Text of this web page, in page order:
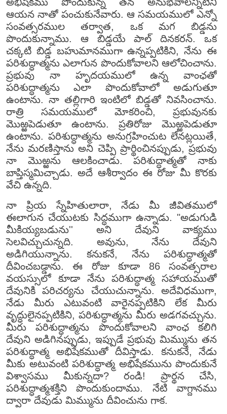
ఆయన నాతో పంచుకునేవారు. ఆ సమయములో ఎన్నో
సంవత్సరముల తర్వాత, ఒక మగ బిడ్డను
పొందుకున్నాము. ఆ బిడ్డయే పాల్ దినకరన్. ఒక
చక్కటి బిడ్డ బహుమానముగా ఉన్నప్పటికిని, నేను ఈ
పరిశుద్ధాత్మను ఎలాగున పొందుకోవాలని ఆలోచించాను.
ప్రభువు నా హృదయములో ఉన్న వాంఛతో
పరిశుద్ధాత్మను ఎలా పొందుకోవాలో అడుగుతూ
ఉంటాను. నా తల్లిగారి ఇంటిలో బిడ్డతో నివసించాను.
రాత్రి సమయములో మోకరించి, ప్రభువునకు
మొఱ్ఱపెడుతూ ఉంటాను. ప్రతిరోజు మొఱ్ఱపెడుతూ
ఉంటాను. పరిశుద్ధాత్మను అనుగ్రహించుట లేనట్లయితే,
నేను మరణిస్తాను అని చెప్పి ప్రార్థించినప్పుడు, ప్రభువు
నా మొఱ్ఱను ఆలకించాడు. పరిశుద్ధాత్మతో నాకు
బాప్తిస్మమిచ్చాడు. అదే ఆశీర్వాదం ఈ రోజు మీ కొరకు
వేచి ఉన్నది.
నా ప్రియ స్నేహితులారా, నేడు మీ జీవితములో
ఈలాగున చేయుటకు సిద్ధముగా ఉన్నాడు. "అడుగుడి
మీకియ్యబడును'' అని దేవుని వాక్యము
సెలవిచ్చుచున్నది. అవును, నేను దేవుని
అడిగియున్నాను. కనుకనే, నేను పరిశుద్ధాత్మతో
దీవించబడ్డాను. ఈ రోజు కూడా 86 సంవత్సరాల
వయస్సులో కూడా నేను పరిశుద్ధాత్మ సహాయముతో
దేవునికి పరిచర్యను చేయుచున్నాను. అదేవిధముగా,
నేడు మీరు ఎటువంటి వారైనప్పటికిని లేక మీరు
వృద్ధులైనప్పటికిని, పరిశుద్ధాత్మను మీరు అడగవచ్చును.
మీరు పరిశుద్ధాత్మను పొందుకోవాలని వాంఛ కలిగి
దేవుని అడిగినప్పుడు, ఇప్పుడే ప్రభువు మిమ్మును తన
పరిశుద్ధాత్మ అభిషేకముతో దీవిస్తాడు. కనుకనే, నేడు
మీకు అటువంటి పరిశుద్ధాత్మ అభిషేకమును పొందుకునే
విశ్వాసము మీకున్నదా? రండి! ప్రార్థన చేసి,
పరిశుద్ధాత్మశక్తిని పొందుకుందాము. నేటి వాగ్దానము
ద్వారా దేవుడు మిమ్మును దీవించును గాక.